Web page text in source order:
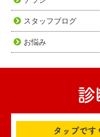
スタッフブログ
お悩み
診
タップです